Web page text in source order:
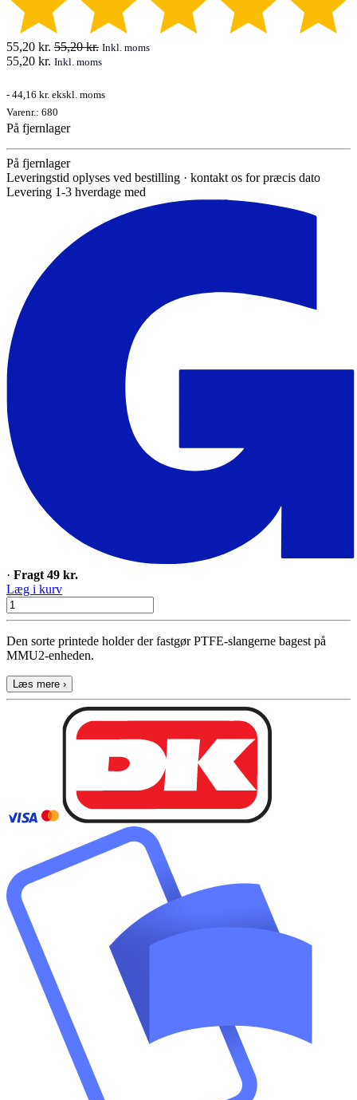
55,20 kr. 55,20kr. Inkl. moms
55,20 kr. Inkl. moms
- 44,16 kr. ekskl. moms
Varenr.: 680
På fjernlager
På fjernlager
Leveringstid oplyses ved bestilling · kontakt os for præcis dato
Levering 1-3 hverdage med
· Fragt 49 kr.
Læg i kurv
Den sorte printede holder der fastgør PTFE-slangerne bagest på
MMU2-enheden.
Læs mere ›